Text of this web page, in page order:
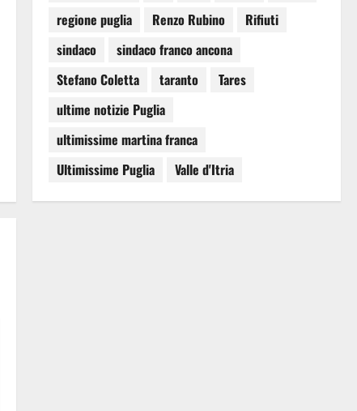
regione puglia
Renzo Rubino
Rifiuti
sindaco
sindaco franco ancona
Stefano Coletta
taranto
Tares
ultime notizie Puglia
ultimissime martina franca
Ultimissime Puglia
Valle d'Itria